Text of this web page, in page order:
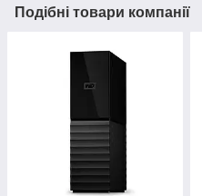
Подібні товари компанії